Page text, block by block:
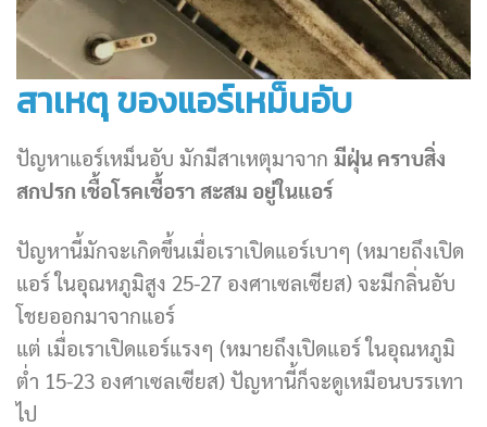
สาเหตุ ของแอร์เหม็นอับ
ปัญหาแอร์เหม็นอับ มักมีสาเหตุมาจาก มีฝุ่น คราบสิ่ง
สกปรก เชื้อโรคเชื้อรา สะสม อยู่ในแอร์
ปัญหานี้มักจะเกิดขึ้นเมื่อเราเปิดแอร์เบาๆ (หมายถึงเปิด
แอร์ ในอุณหภูมิสูง 25-27 องศาเซลเซียส) จะมีกลิ่นอับ
โชยออกมาจากแอร์
แต่ เมื่อเราเปิดแอร์แรงๆ (หมายถึงเปิดแอร์ ในอุณหภูมิ
ต่ำ 15-23 องศาเซลเซียส) ปัญหานี้ก็จะดูเหมือนบรรเทา
ไป